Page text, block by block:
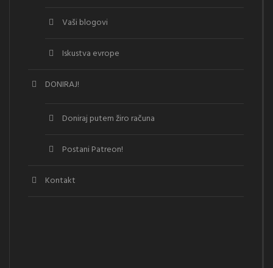
Vaši blogovi
Iskustva evrope
DONIRAJ!
Doniraj putem žiro računa
Postani Patreon!
Kontakt